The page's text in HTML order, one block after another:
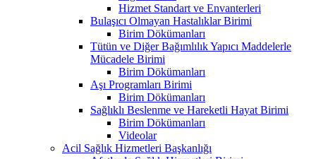
Hizmet Standart ve Envanterleri
Bulaşıcı Olmayan Hastalıklar Birimi
Birim Dökümanları
Tütün ve Diğer Bağımlılık Yapıcı Maddelerle
Mücadele Birimi
Birim Dökümanları
Aşı Programları Birimi
Birim Dökümanları
Sağlıklı Beslenme ve Hareketli Hayat Birimi
Birim Dökümanları
Videolar
Acil Sağlık Hizmetleri Başkanlığı